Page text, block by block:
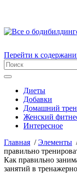
Перейти к
Диеты
Добавки
Домашний
Женский
Интересное
Главная /Элементы
правильно
Как правильно
занятий в